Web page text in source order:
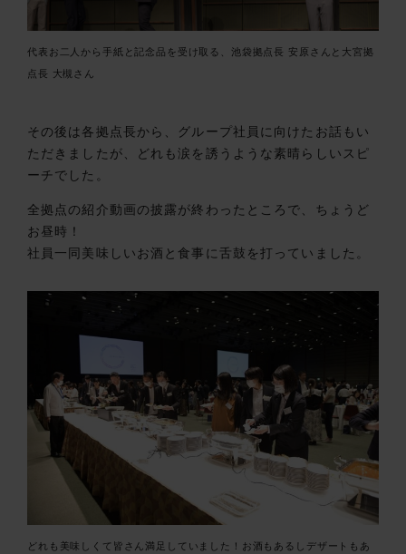
代表お二人から手紙と記念品を受け取る、池袋拠点長 安原さんと大宮拠
点長 大槻さん
その後は各拠点長から、グループ社員に向けたお話もい
ただきましたが、どれも涙を誘うような素晴らしいスピ
ーチでした。
全拠点の紹介動画の披露が終わったところで、ちょうど
お昼時！
社員一同美味しいお酒と食事に舌鼓を打っていました。
どれも美味しくて皆さん満足していました！お酒もあるしデザートもあ